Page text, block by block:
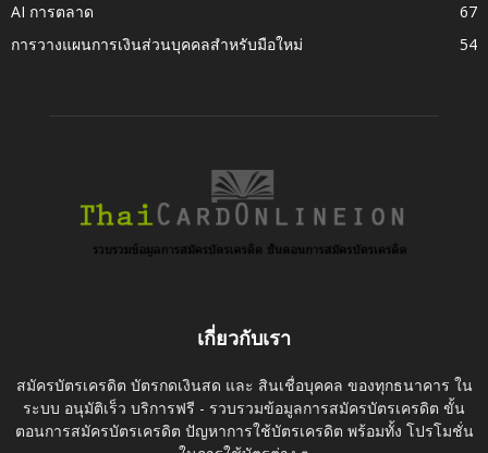
AI การตลาด
67
การวางแผนการเงินส่วนบุคคลสำหรับมือใหม่
54
เกี่ยวกับเรา
สมัครบัตรเครดิต บัตรกดเงินสด และ สินเชื่อบุคคล ของทุกธนาคาร ใน
ระบบ อนุมัติเร็ว บริการฟรี - รวบรวมข้อมูลการสมัครบัตรเครดิต ขั้น
ตอนการสมัครบัตรเครดิต ปัญหาการใช้บัตรเครดิต พร้อมทั้ง โปรโมชั่น